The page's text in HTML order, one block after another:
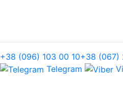
+38 (096) 103 00 10+38 (067)
Telegram